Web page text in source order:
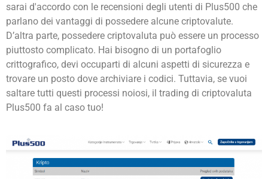
sarai d'accordo con le recensioni degli utenti di Plus500 che
parlano dei vantaggi di possedere alcune criptovalute.
D’altra parte, possedere criptovaluta può essere un processo
piuttosto complicato. Hai bisogno di un portafoglio
crittografico, devi occuparti di alcuni aspetti di sicurezza e
trovare un posto dove archiviare i codici. Tuttavia, se vuoi
saltare tutti questi processi noiosi, il trading di criptovaluta
Plus500 fa al caso tuo!